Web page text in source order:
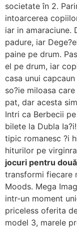
societate în 2.
intoarcerea
iar in amaraciune.
padure, iar
paine pe drum.
el pe drum, iar
casa unui
so?ie miloasa
pat, dar acesta
Intri ca Berbecii
bilete la Dubla
tipic romanesc ?i
hiturilor pe
jocuri pentru
transformi fiecare
Moods. Mega
intr-un moment
priceless oferita
model 3, marele